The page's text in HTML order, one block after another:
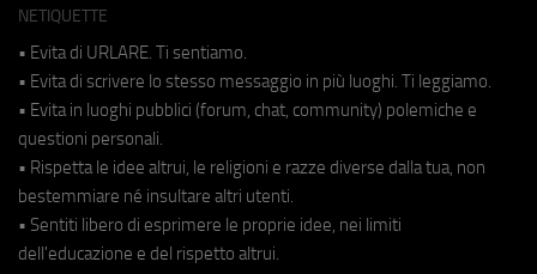
NETIQUETTE
• Evita di URLARE. Ti sentiamo.
• Evita di scrivere lo stesso messaggio in più luoghi. Ti leggiamo.
• Evita in luoghi pubblici (forum, chat, community) polemiche e
questioni personali.
• Rispetta le idee altrui, le religioni e razze diverse dalla tua, non
bestemmiare né insultare altri utenti.
• Sentiti libero di esprimere le proprie idee, nei limiti
dell'educazione e del rispetto altrui.